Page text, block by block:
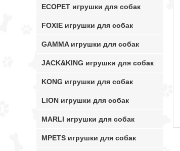
ECOPET игрушки для собак
FOXIE игрушки для собак
GAMMA игрушки для собак
JACK&KING игрушки для собак
KONG игрушки для собак
LION игрушки для собак
MARLI игрушки для собак
MPETS игрушки для собак